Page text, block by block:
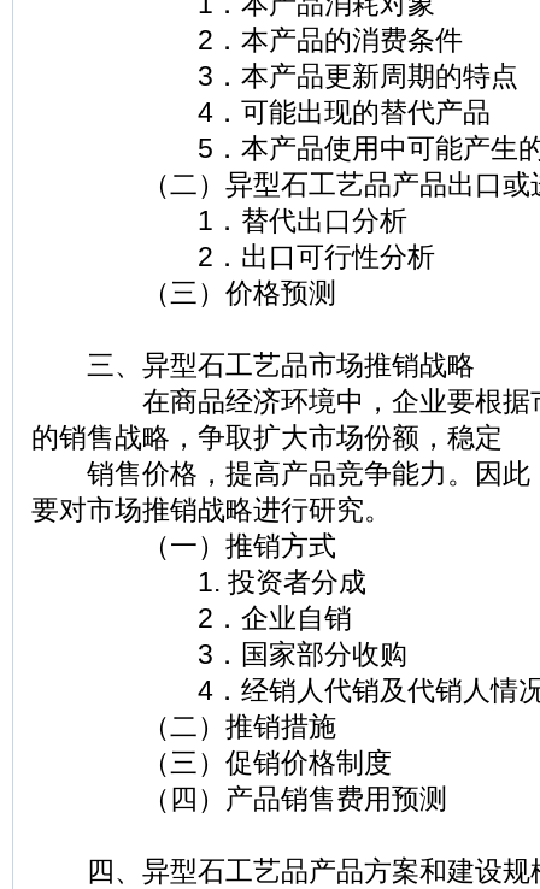
2．本产品的消费条件
3．本产品更新周期的特点
4．可能出现的替代产品
5．本产品使用中可能产生的
（二）异型石工艺品产品出口或
1．替代出口分析
2．出口可行性分析
（三）价格预测
三、异型石工艺品市场推销战略
在商品经济环境中，企业要根据市
的销售战略，争取扩大市场份额，稳定
销售价格，提高产品竞争能力。因此
要对市场推销战略进行研究。
（一）推销方式
1. 投资者分成
2．企业自销
3．国家部分收购
4．经销人代销及代销人情况
（二）推销措施
（三）促销价格制度
（四）产品销售费用预测
四、异型石工艺品产品方案和建设规